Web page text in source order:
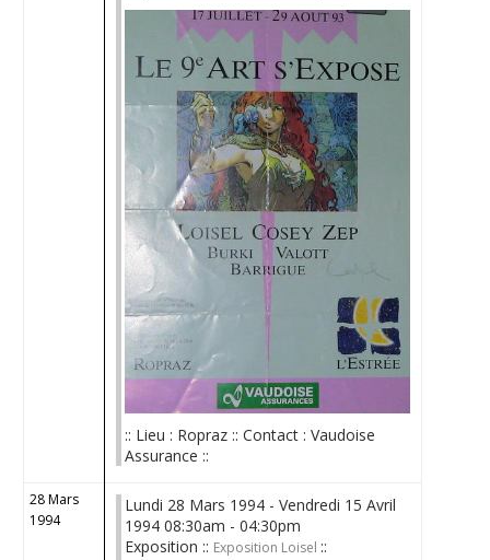
:: Lieu : Ropraz :: Contact : Vaudoise
Assurance ::
28 Mars
1994
Lundi 28 Mars 1994 - Vendredi 15 Avril
1994 08:30am - 04:30pm
Exposition :: Exposition Loisel ::